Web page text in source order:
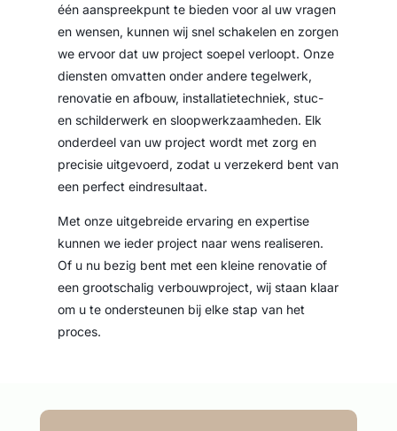
één aanspreekpunt te bieden voor al uw vragen
en wensen, kunnen wij snel schakelen en zorgen
we ervoor dat uw project soepel verloopt. Onze
diensten omvatten onder andere tegelwerk,
renovatie en afbouw, installatietechniek, stuc-
en schilderwerk en sloopwerkzaamheden. Elk
onderdeel van uw project wordt met zorg en
precisie uitgevoerd, zodat u verzekerd bent van
een perfect eindresultaat.
Met onze uitgebreide ervaring en expertise
kunnen we ieder project naar wens realiseren.
Of u nu bezig bent met een kleine renovatie of
een grootschalig verbouwproject, wij staan klaar
om u te ondersteunen bij elke stap van het
proces.